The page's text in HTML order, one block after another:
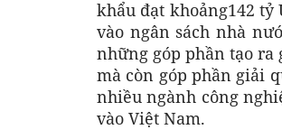
khẩu đạt khoảng142 tỷ
vào ngân sách nhà
những góp phần tạo
mà còn góp phần giải
nhiều ngành công
vào Việt Nam.